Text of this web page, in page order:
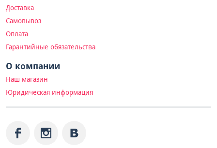
Доставка
Самовывоз
Оплата
Гарантийные обязательства
О компании
Наш магазин
Юридическая информация